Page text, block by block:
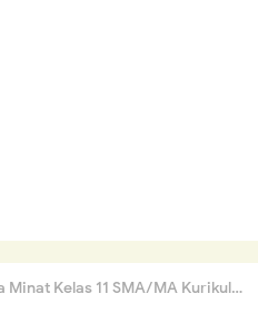
11 SMA/MA Kurikulum 2013 Tahun 2022